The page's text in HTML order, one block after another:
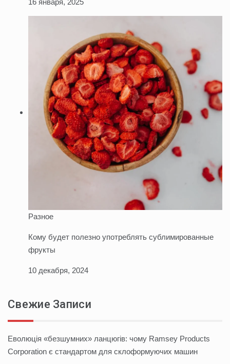
16 января, 2025
Разное
Кому будет полезно употреблять сублимированные
фрукты
10 декабря, 2024
Свежие Записи
Еволюція «безшумних» ланцюгів: чому Ramsey Products
Corporation є стандартом для склоформуючих машин